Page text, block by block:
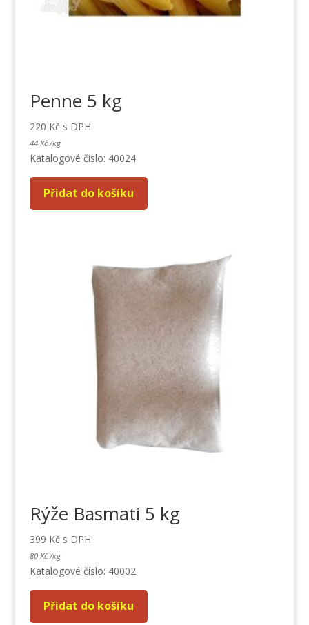
Penne 5 kg
220 Kč s DPH
44 Kč /kg
Katalogové číslo: 40024
Přidat do košíku
Rýže Basmati 5 kg
399 Kč s DPH
80 Kč /kg
Katalogové číslo: 40002
Přidat do košíku